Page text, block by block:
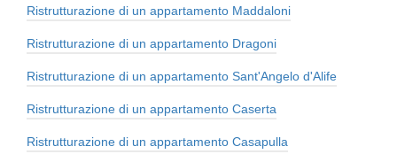
Ristrutturazione di un appartamento Maddaloni
Ristrutturazione di un appartamento Dragoni
Ristrutturazione di un appartamento Sant'Angelo d'Alife
Ristrutturazione di un appartamento Caserta
Ristrutturazione di un appartamento Casapulla